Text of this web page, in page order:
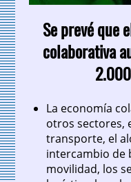
Se prevé que
colaborativa
La economía
otros sectores,
transporte, el
intercambio de
movilidad, los